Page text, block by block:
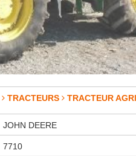
TRACTEURS TRACTEUR
JOHN DEERE
7710